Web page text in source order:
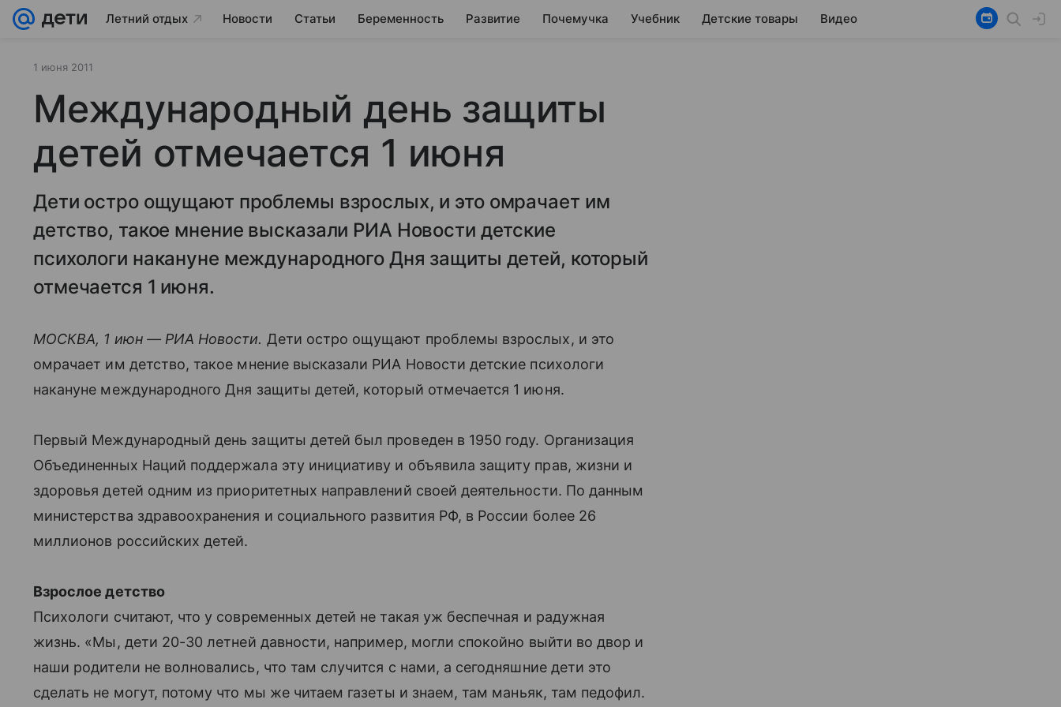
Летний отдых Новости Статьи Беременность Развитие Почемучка Учебник Детские товары Видео
1 июня 2011
Международный день защиты
детей отмечается 1 июня
Дети остро ощущают проблемы взрослых, и это омрачает им
детство, такое мнение высказали РИА Новости детские
психологи накануне международного Дня защиты детей, который
отмечается 1 июня.
МОСКВА, 1 июн — РИА Новости. Дети остро ощущают проблемы взрослых, и это
омрачает им детство, такое мнение высказали РИА Новости детские психологи
накануне международного Дня защиты детей, который отмечается 1 июня.
Первый Международный день защиты детей был проведен в 1950 году. Организация
Объединенных Наций поддержала эту инициативу и объявила защиту прав, жизни и
здоровья детей одним из приоритетных направлений своей деятельности. По данным
министерства здравоохранения и социального развития РФ, в России более 26
миллионов российских детей.
Взрослое детство
Психологи считают, что у современных детей не такая уж беспечная и радужная
жизнь. «Мы, дети 20-30 летней давности, например, могли спокойно выйти во двор и
наши родители не волновались, что там случится с нами, а сегодняшние дети это
сделать не могут, потому что мы же читаем газеты и знаем, там маньяк, там педофил.